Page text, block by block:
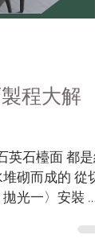
程大解
石檯面 都是
砌而成的 從切
光一〉安裝 每